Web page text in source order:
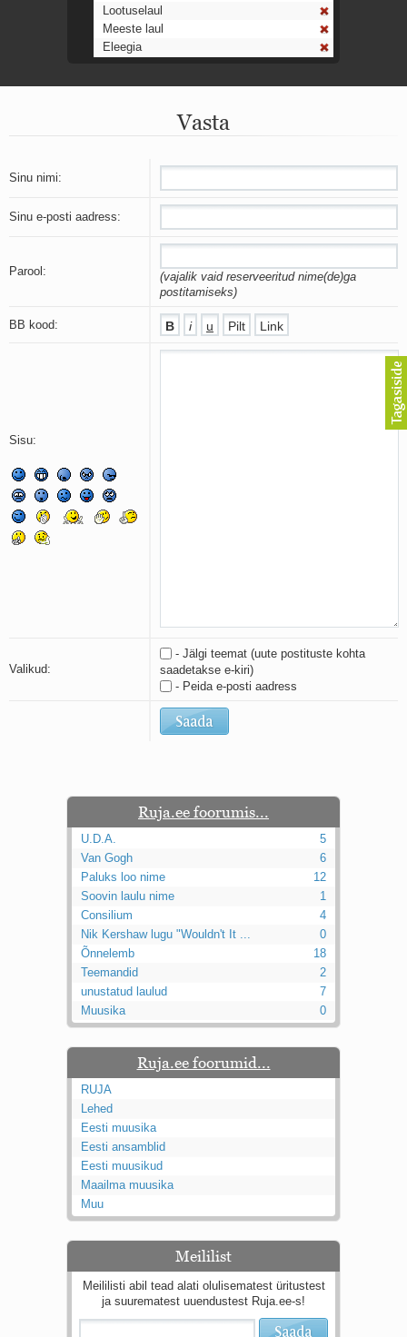
Lootuselaul
Meeste laul
Eleegia
Ahtumine
Mu isamaa on minu arm
Ih-ih-hii ja ah-ah-haa
Päikeselapsed
Laul võimalusest
Nii vaikseks kõik on jäänud
Mis saab sellest loomusevalust
Avanemine
Kassimäng
Läänemere lained
Üle müüri
Valgusemaastikud
Vasta
Sinu nimi:
Sinu e-posti aadress:
Parool:
(vajalik vaid reserveeritud nime(de)ga
postitamiseks)
BB kood:
Sisu:
Valikud:
- Jälgi teemat (uute postituste kohta
saadetakse e-kiri)
- Peida e-posti aadress
Ruja.ee foorumis...
U.D.A.
5
Van Gogh
6
Paluks loo nime
12
Soovin laulu nime
1
Consilium
4
Nik Kershaw lugu "Wouldn't It ...
0
Õnnelemb
18
Teemandid
2
unustatud laulud
7
Muusika
0
Ruja.ee foorumid...
RUJA
Lehed
Eesti muusika
Eesti ansamblid
Eesti muusikud
Maailma muusika
Muu
Meililist
Meililisti abil tead alati olulisematest üritustest
ja suurematest uuendustest Ruja.ee-s!